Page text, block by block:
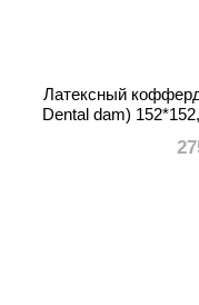
Латексный
Dental dam)